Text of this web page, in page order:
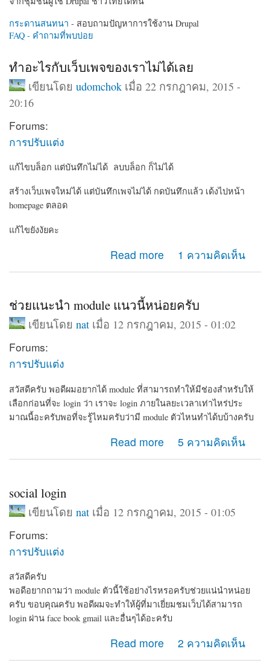
กระดานสนทนา - สอบถามปัญหาการใช้งาน Drupal
FAQ - คำถามที่พบบ่อย
ทำอะไรกับเว็บเพจของเราไม่ได้เลย
เขียนโดย udomchokเมื่อ 22 กรกฎาคม, 2015 -
20:16
Forums:
การปรับแต่ง
แก้ไขบล็อก แต่บันทึกไม่ได้ ลบบล็อก ก็ไม่ได้
สร้างเว็บเพจใหม่ได้ แต่บันทึกเพจไม่ได้ กดบันทึกแล้ว เด้งไปหน้า
homepage ตลอด
แก้ไขยังงัยคะ
Read more
about ทำอะไรกับเว็บเพจของเราไม่ได้เลย1 ความคิดเห็น
ช่วยแนะนำ module แนวนี้หน่อยครับ
เขียนโดย natเมื่อ 12 กรกฎาคม, 2015 - 01:02
Forums:
การปรับแต่ง
สวัสดีครับ พอดีผมอยากได้ module ที่สามารถทำให้มีช่องสำหรับให้
เลือกก่อนที่จะ login ว่า เราจะ login ภายในลยะเวลาเท่าไหร่ประ
มาณนี้อะครับพอที่จะรู้ไหมครับว่ามี module ตัวไหนทำได้บบ้างครับ
Read more
about ช่วยแนะนำ module แนวนี้หน่อยครับ5 ความคิดเห็น
social login
เขียนโดย natเมื่อ 12 กรกฎาคม, 2015 - 01:05
Forums:
การปรับแต่ง
สวัสดีครับ
พอดีอยากถามว่า module ตัวนี้ใช้อย่างไรหรอครับช่วยแน่นำหน่อย
ครับ ขอบคุณครับ พอดีผมจะทำให้ผู้ที่มาเยี่ยมชมเว็บได้สามารถ
login ผ่าน face book gmail และอื่นๆได้อะครับ
Read more 2 ความคิดเห็น